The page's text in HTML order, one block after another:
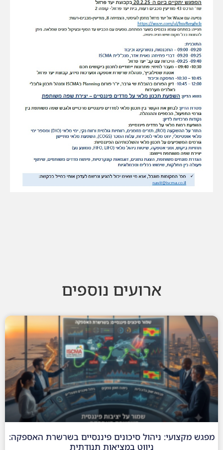
ארועים נוספים
מפגש מקצועי: ניהול סיכונים פיננסיים בשרשרת האספקה:
ניווט במציאות תנודתית